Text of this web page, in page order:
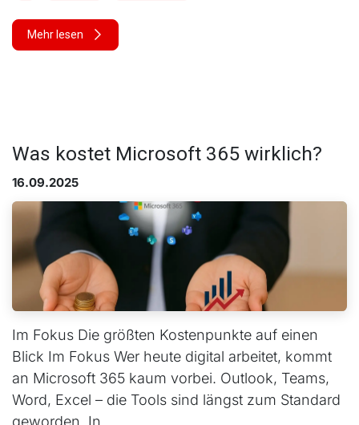
Mehr lesen
Was kostet Microsoft 365 wirklich?
16.09.2025
Im Fokus Die größten Kostenpunkte auf einen
Blick Im Fokus Wer heute digital arbeitet, kommt
an Microsoft 365 kaum vorbei. Outlook, Teams,
Word, Excel – die Tools sind längst zum Standard